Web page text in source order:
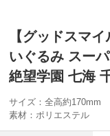
【グッドスマ
いぐるみ スー
絶望学園 七海
サイズ：全高約170mm
素材：ポリエステル